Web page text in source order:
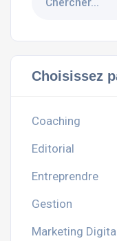
Choisissez
Coaching
Editorial
Entreprendre
Gestion
Marketing